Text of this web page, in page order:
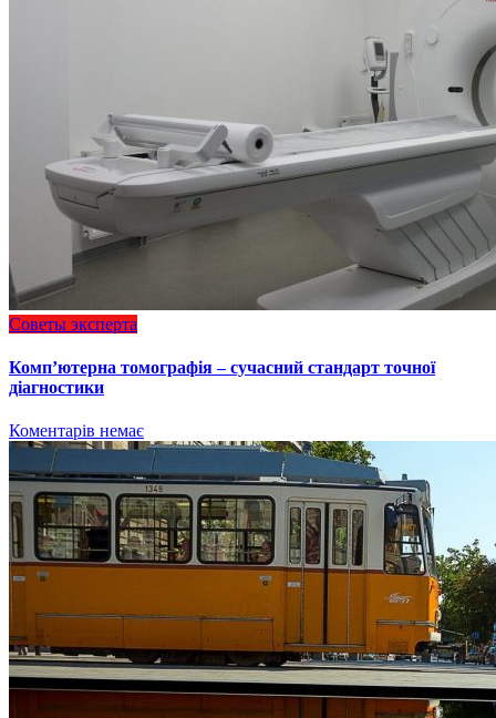
Советы эксперта
Комп’ютерна томографія – сучасний стандарт точної
діагностики
Коментарів немає